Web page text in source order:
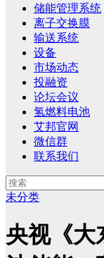
储能管理系统
离子交换膜
输送系统
设备
市场动态
投融资
论坛会议
氢燃料电池
艾邦官网
微信群
联系我们
未分类
央视《大